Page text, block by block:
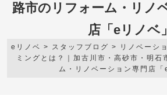
路市のリフォーム・リノ
店「eリノベ」
eリノベ > スタッフブログ >
リノベーシ
ミングとは？｜加古川市・高砂市・明石
ム・リノベーション専門店「